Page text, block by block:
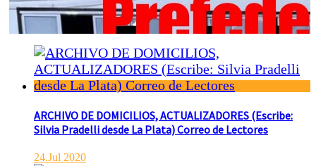
ARCHIVO DE DOMICILIOS, ACTUALIZADORES (Escribe:
Silvia Pradelli desde La Plata) Correo de Lectores
24.Jul 2020